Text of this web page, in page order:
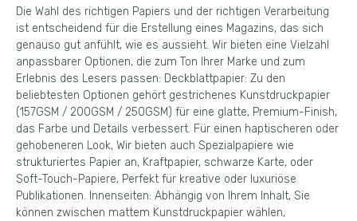
Die Wahl des richtigen Papiers und der richtigen Verarbeitung
ist entscheidend für die Erstellung eines Magazins, das sich
genauso gut anfühlt, wie es aussieht. Wir bieten eine Vielzahl
anpassbarer Optionen, die zum Ton Ihrer Marke und zum
Erlebnis des Lesers passen: Deckblattpapier: Zu den
beliebtesten Optionen gehört gestrichenes Kunstdruckpapier
(157GSM / 200GSM / 250GSM) für eine glatte, Premium-Finish,
das Farbe und Details verbessert. Für einen haptischeren oder
gehobeneren Look, Wir bieten auch Spezialpapiere wie
strukturiertes Papier an, Kraftpapier, schwarze Karte, oder
Soft-Touch-Papiere, Perfekt für kreative oder luxuriöse
Publikationen. Innenseiten: Abhängig von Ihrem Inhalt, Sie
können zwischen mattem Kunstdruckpapier wählen,